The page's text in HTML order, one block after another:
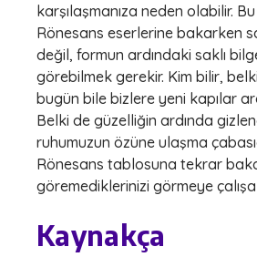
karşılaşmanıza neden olabilir.
Rönesans eserlerine bakarken
değil, formun ardındaki saklı
görebilmek gerekir. Kim bilir,
bugün bile bizlere yeni kapılar
Belki de güzelliğin ardında
ruhumuzun özüne ulaşma
Rönesans tablosuna tekrar
göremediklerinizi görmeye
Kaynakça